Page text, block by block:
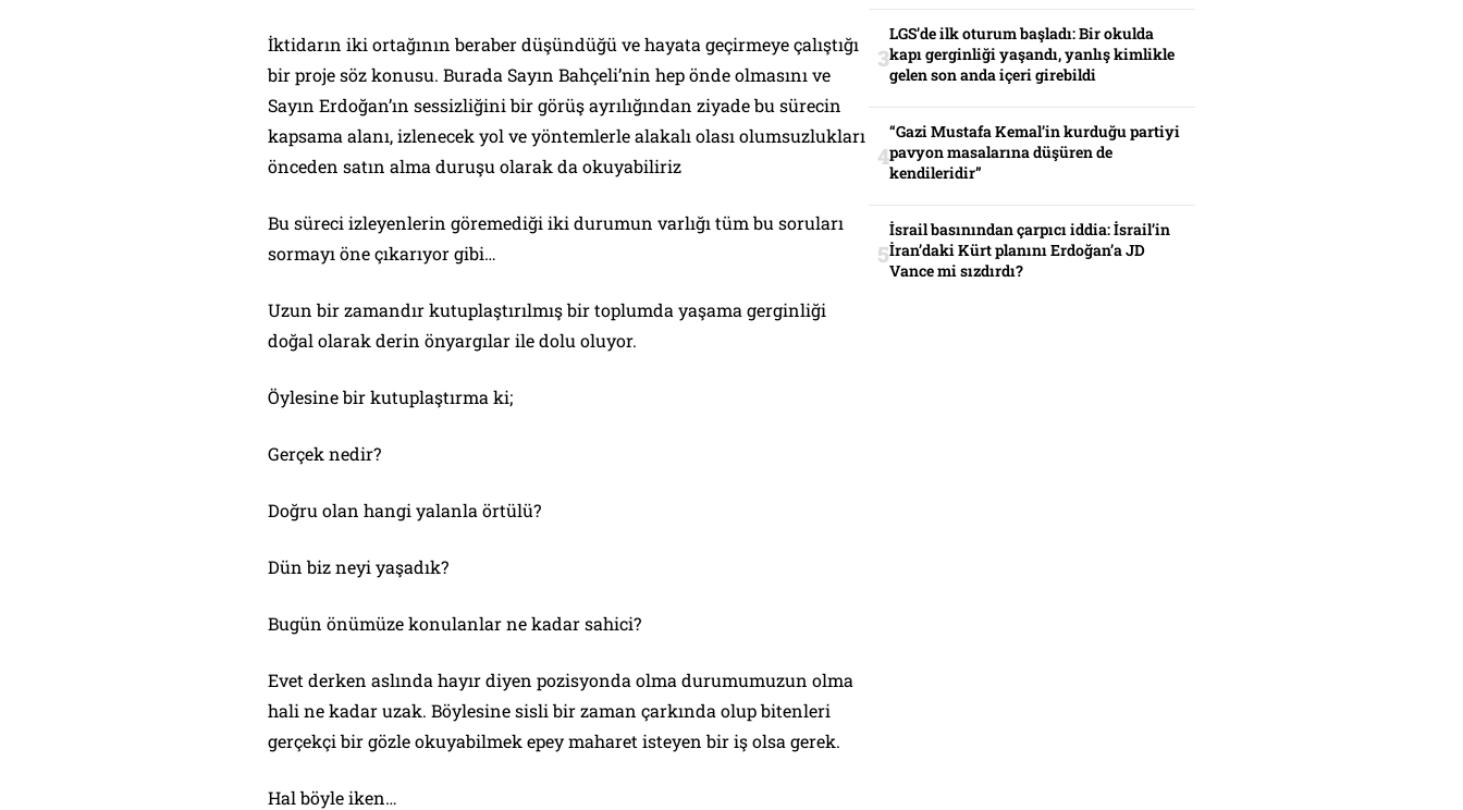
İktidarın iki ortağının beraber düşündüğü ve hayata geçirmeye çalıştığı
bir proje söz konusu. Burada Sayın Bahçeli’nin hep önde olmasını ve
Sayın Erdoğan’ın sessizliğini bir görüş ayrılığından ziyade bu sürecin
kapsama alanı, izlenecek yol ve yöntemlerle alakalı olası olumsuzlukları
önceden satın alma duruşu olarak da okuyabiliriz
Bu süreci izleyenlerin göremediği iki durumun varlığı tüm bu soruları
sormayı öne çıkarıyor gibi…
Uzun bir zamandır kutuplaştırılmış bir toplumda yaşama gerginliği
doğal olarak derin önyargılar ile dolu oluyor.
Öylesine bir kutuplaştırma ki;
Gerçek nedir?
Doğru olan hangi yalanla örtülü?
Dün biz neyi yaşadık?
Bugün önümüze konulanlar ne kadar sahici?
Evet derken aslında hayır diyen pozisyonda olma durumumuzun olma
hali ne kadar uzak. Böylesine sisli bir zaman çarkında olup bitenleri
gerçekçi bir gözle okuyabilmek epey maharet isteyen bir iş olsa gerek.
Hal böyle iken…
LGS’de ilk oturum başladı: Bir okulda
kapı gerginliği yaşandı, yanlış kimlikle
gelen son anda içeri girebildi
“Gazi Mustafa Kemal’in kurduğu partiyi
pavyon masalarına düşüren de
kendileridir”
İsrail basınından çarpıcı iddia: İsrail’in
İran’daki Kürt planını Erdoğan’a JD
Vance mi sızdırdı?